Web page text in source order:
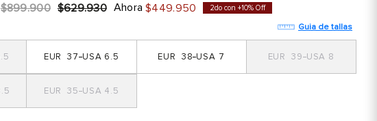
$899.900 $629.930 Ahora $449.950 2do con +10% Off
Guia de tallas
6.5
37 7
38 8
39
4.5
35